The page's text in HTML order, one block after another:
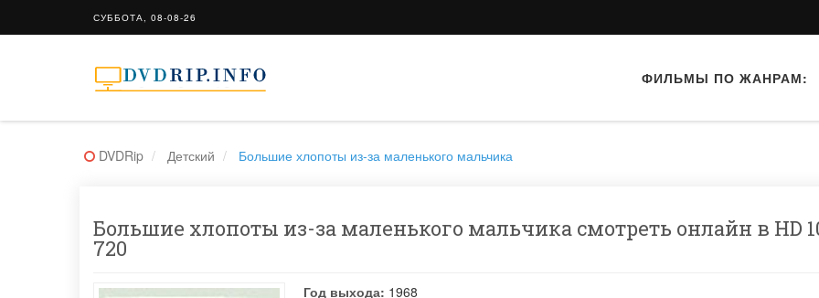
СУББОТА, 08-08-26
ФИЛЬМЫ ПО ЖАНРАМ:
DVDRip Детский Большие хлопоты из-за маленького мальчика
Большие хлопоты из-за маленького мальчика смотреть онлайн в HD
720
Год выхода: 1968